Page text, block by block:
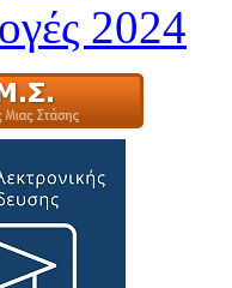
2024